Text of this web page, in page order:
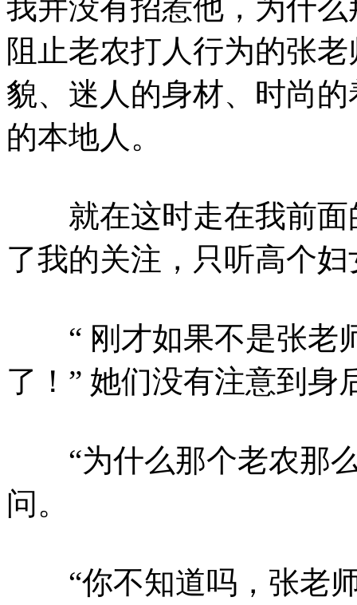
我并没有招惹他，为什
阻止老农打人行为的张
貌、迷人的身材、时尚
的本地人。
就在这时走在我前面
了我的关注，只听高个
“ 刚才如果不是张老
了！” 她们没有注意到身
“为什么那个老农那么
问。
“你不知道吗，张老师